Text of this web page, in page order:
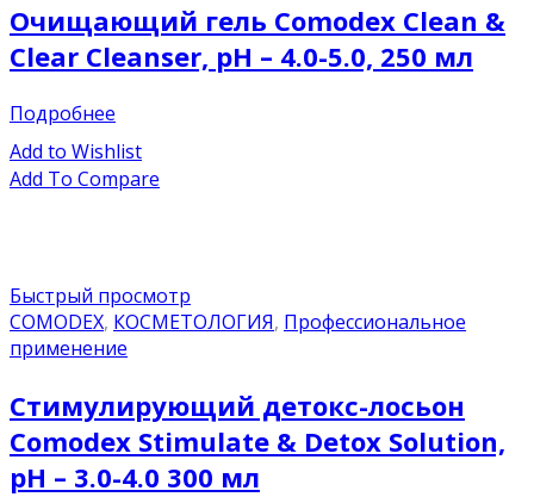
Очищающий гель Comodex Clean &
Clear Cleanser, pH – 4.0-5.0, 250 мл
Подробнее
Add to Wishlist
Add To Compare
Быстрый просмотр
COMODEX, КОСМЕТОЛОГИЯ, Профессиональное
применение
Стимулирующий детокс-лосьон
Comodex Stimulate & Detox Solution,
pН – 3.0-4.0 300 мл